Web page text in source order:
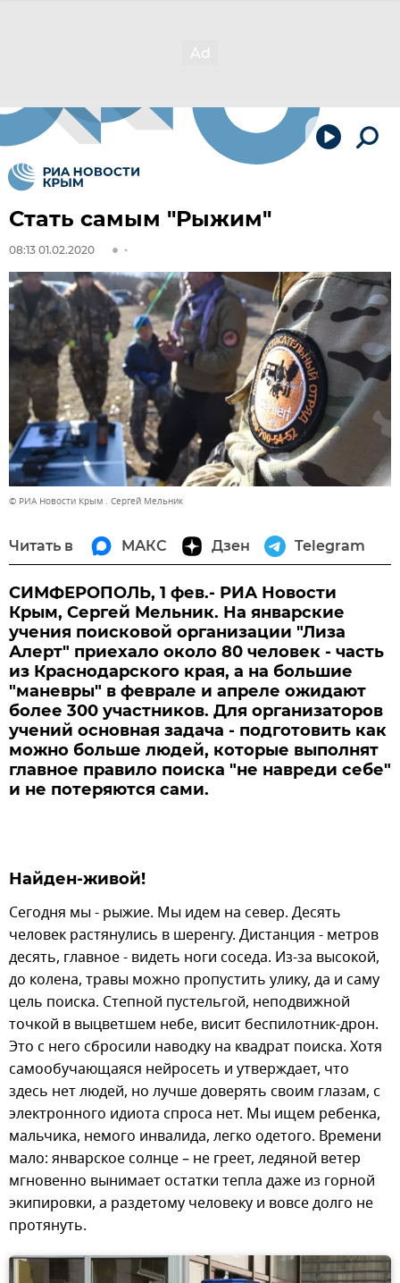
Стать самым "Рыжим"
08:13 01.02.2020
© РИА Новости Крым . Сергей Мельник
Читать в МАКС Дзен Telegram
СИМФЕРОПОЛЬ, 1 фев.- РИА Новости
Крым, Сергей Мельник. На январские
учения поисковой организации "Лиза
Алерт" приехало около 80 человек - часть
из Краснодарского края, а на большие
"маневры" в феврале и апреле ожидают
более 300 участников. Для организаторов
учений основная задача - подготовить как
можно больше людей, которые выполнят
главное правило поиска "не навреди себе"
и не потеряются сами.
Найден-живой!
Сегодня мы - рыжие. Мы идем на север. Десять
человек растянулись в шеренгу. Дистанция - метров
десять, главное - видеть ноги соседа. Из-за высокой,
до колена, травы можно пропустить улику, да и саму
цель поиска. Степной пустельгой, неподвижной
точкой в выцветшем небе, висит беспилотник-дрон.
Это с него сбросили наводку на квадрат поиска. Хотя
самообучающаяся нейросеть и утверждает, что
здесь нет людей, но лучше доверять своим глазам, c
электронного идиота спроса нет. Мы ищем ребенка,
мальчика, немого инвалида, легко одетого. Времени
мало: январское солнце – не греет, ледяной ветер
мгновенно вынимает остатки тепла даже из горной
экипировки, а раздетому человеку и вовсе долго не
протянуть.